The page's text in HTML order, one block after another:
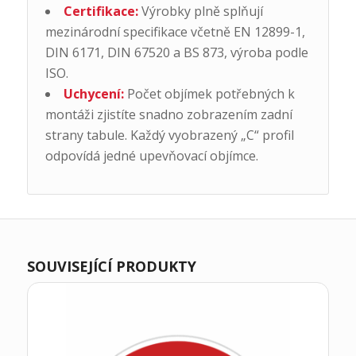
Certifikace:Výrobky plně splňují
mezinárodní specifikace včetně EN 12899-1,
DIN 6171, DIN 67520 a BS 873, výroba podle
ISO.
Uchycení:Počet objímek potřebných k
montáži zjistíte snadno zobrazením zadní
strany tabule. Každý vyobrazený „C“ profil
odpovídá jedné upevňovací objímce.
SOUVISEJÍCÍ PRODUKTY